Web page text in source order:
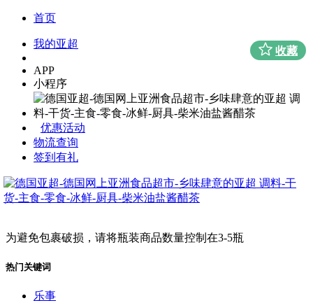
首页
我的亚超
APP
小程序
优惠活动
物流查询
签到有礼
为避免包裹破损，请将瓶装商品数量控制在3-5瓶
热门关键词
乐事
收藏